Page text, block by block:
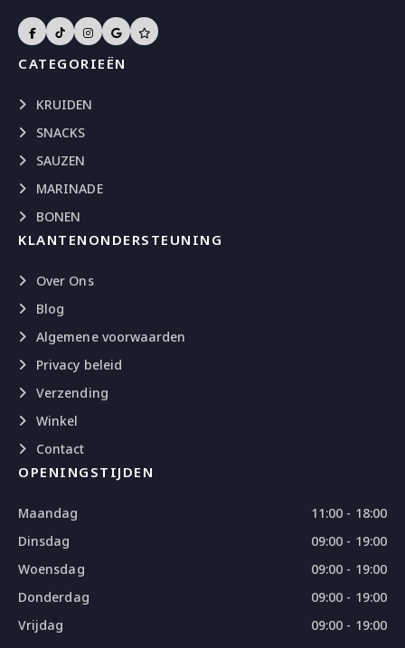
CATEGORIEËN
KRUIDEN
SNACKS
SAUZEN
MARINADE
BONEN
KLANTENONDERSTEUNING
Over Ons
Blog
Algemene voorwaarden
Privacy beleid
Verzending
Winkel
Contact
OPENINGSTIJDEN
Maandag
11:00 - 18:00
Dinsdag
09:00 - 19:00
Woensdag
09:00 - 19:00
Donderdag
09:00 - 19:00
Vrijdag
09:00 - 19:00